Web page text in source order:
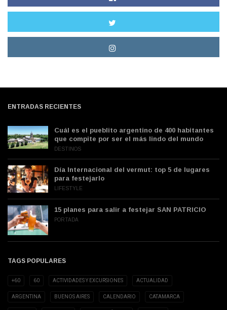
ENTRADAS RECIENTES
Cuál es el pueblito argentino de 400 habitantes
que compite por ser el más lindo del mundo
DESTINOS
Día Internacional del vermut: top 5 de lugares
para festejarlo
LIFESTYLE
15 planes para salir a festejar SAN PATRICIO
PORTADA
TAGS POPULARES
+60 60 ACTIVIDADES Y EXCURSIONES ACTUALIDAD
ARGENTINA BUENOS AIRES CALENDARIO CATAMARCA